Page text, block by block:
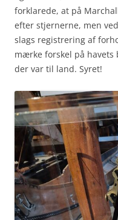
forklarede, at på
efter stjernerne, men ved
slags registrering af
mærke forskel på
der var til land. Syret!